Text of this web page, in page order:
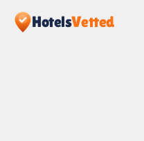
HotelsVetted